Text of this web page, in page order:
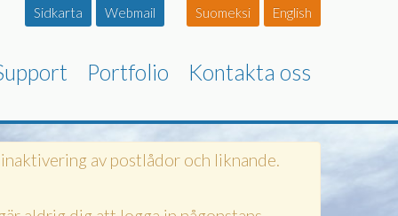
English
Suomeksi
Webmail
Sidkarta
Portfolio Kontakta oss
av postlådor och liknande.